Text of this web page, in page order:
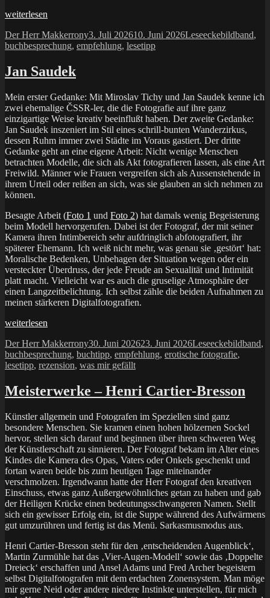
„Figürliche
1963-
2009
Gerhard
Richter“
weiterlesen
Autor
Der Herr MakkerronyVeröffentlicht
am
3. Juli 202610. Juni 2026Kategorien
LeseeckeSchlagwörter
bildband,
buchbesprechung, empfehlung, lesetipp
Jan Saudek
Mein erster Gedanke: Mit Miroslav Tichy und Jan Saudek kenne ich
zwei ehemalige ČSSR-ler, die die Fotografie auf ihre ganz
einzigartige Weise kreativ beeinflußt haben. Der zweite Gedanke:
Jan Saudek inszeniert im Stil eines schrill-bunten Wanderzirkus,
dessen Ruhm immer zwei Städte im Voraus gastiert. Der dritte
Gedanke geht an eine eigene Arbeit: Nicht wenige Menschen
betrachten Modelle, die sich als Akt fotografieren lassen, als eine Art
Freiwild. Männer wie Frauen vergreifen sich als Aussenstehende in
ihrem Urteil oder reißen an sich, was sie glauben an sich nehmen zu
können.
Besagte Arbeit (Foto 1 und Foto 2) hat damals wenig Begeisterung
beim Modell hervorgerufen. Dabei ist der Fotograf, der mit seiner
Kamera ihren Intimbereich sehr aufdringlich abfotografiert, ihr
späterer Ehemann. Ich weiß nicht mehr, was genau sie ‚gestört‘ hat:
Moralische Bedenken, Unbehagen der Situation wegen oder ein
versteckter Überdruss, der jede Freude an Sexualität und Intimität
platt macht. Vielleicht war es auch die gruselige Atmosphäre der
einen Langzeitbelichtung. Ich selbst zähle die beiden Aufnahmen zu
meinen stärkeren Digitalfotografien.
„Jan
weiterlesen
Autor
Der Herr MakkerronyVeröffentlicht
am
30. Juni 202623. Juni 2026Kategorien
Leseeckebildband,
buchbesprechung, buchtipp, empfehlung, erotische fotografie,
lesetipp, rezension, was mir gefällt
Meisterwerke – Henri Cartier-Bresson
Künstler allgemein und Fotografen im Speziellen sind ganz
besondere Menschen. Sie kramen einen hohen hölzernen Sockel
hervor, stellen sich darauf und beginnen über ihren schweren Weg
der Künstlerschaft zu sinnieren. Der Fotograf bekam im Alter eines
Kindes die Kamera des Opas, Vaters oder Onkels geschenkt und
fortan waren beide bis zum heutigen Tage miteinander
verschmolzen. Irgendwann hatte der Herr Fotograf den kreativen
Einschuss, etwas ganz Außergewöhnliches getan zu haben und gab
der Heiligen Krücke einen bedeutungsschwangeren Namen. Stellt
sich ein gewisser Erfolg ein, ist die Suppe während des Aufwärmens
gut umzurühren und fertig ist das Menü. Sarkasmusmodus aus.
Henri Cartier-Bresson steht für den ‚entscheidenden Augenblick‘,
Martin Zurmühle hat das ‚Vier-Augen-Modell‘ sowie das ‚Doppelte
Dreieck‘ erschaffen und Ansel Adams und Fred Archer begeistern
selbst Digitalfotografen mit dem erdachten Zonensystem. Man möge
mir gerne Neid oder andere niedere Instinkte unterstellen, für mich